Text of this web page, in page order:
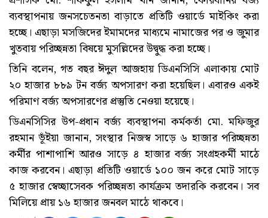
ব্যবস্থাপনায় জনসচেতনতা বাড়াতে প্রতিটি ওয়ার্ডে মাইকিং করা
হচ্ছে। এছাড়া মসজিদের ইমামদের মাধ্যমে নামাজের পর ও জুমার
খুতবায় পরিচ্ছন্নতা বিষয়ে মুসল্লিদের উদ্বুদ্ধ করা হচ্ছে।
তিনি বলেন, গত বছর ঈদুল আজহায় ডিএনসিসি এলাকায় মোট
২০ হাজার ৮৮৯ টন বর্জ্য অপসারণ করা হয়েছিল। এবারও একই
পরিমাণ বর্জ্য অপসারণের প্রস্তুতি নেওয়া হয়েছে।
ডিএনসিসির উপ-প্রধান বর্জ্য ব্যবস্থাপনা কর্মকর্তা মো. মফিজুর
রহমান ভূঁইয়া জানান, সংস্থার নিজস্ব সাড়ে ৬ হাজার পরিচ্ছন্নতা
কর্মীর পাশাপাশি আরও সাড়ে ৪ হাজার বর্জ্য সংগ্রহকর্মী মাঠে
কাজ করবেন। এছাড়া প্রতিটি ওয়ার্ডে ১০০ জন করে মোট সাড়ে
৫ হাজার স্বেচ্ছাসেবক পরিচ্ছন্নতা কার্যক্রম তদারকি করবেন। সব
মিলিয়ে প্রায় ১৬ হাজার জনবল মাঠে থাকবে।